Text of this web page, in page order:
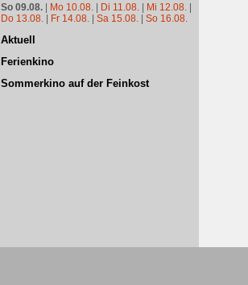
So 09.08. | Mo 10.08. | Di 11.08. | Mi 12.08. |
Do 13.08. | Fr 14.08. |Sa 15.08. |So 16.08.
Aktuell
Ferienkino
Sommerkino auf der Feinkost